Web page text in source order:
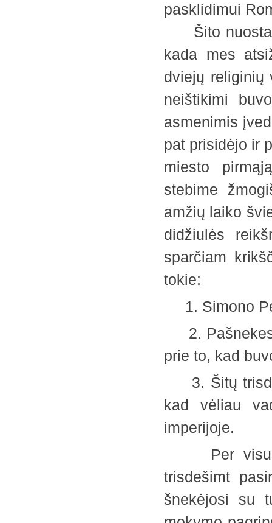
pasklidimui
Šito
kada mes
dviejų religinių
neištikimi
asmenimis
pat prisidėjo ir
miesto
stebime
amžių laiko
didžiulės
sparčiam
tokie:
1. Simono
2.
prie to, kad
3. Šitų
kad vėliau
imperijoje.
Per visus
trisdešimt
šnekėjosi su